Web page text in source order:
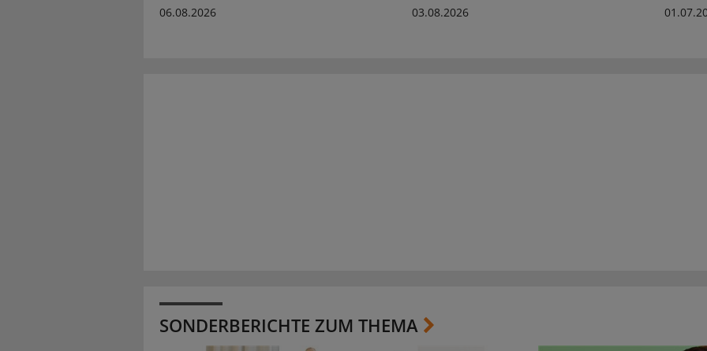
06.08.2026 03.08.2026
SONDERBERICHTE ZUM THEMA